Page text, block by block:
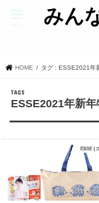
みん
HOME タグ : ESSE2021年
ESSE2021年新
ESSE (